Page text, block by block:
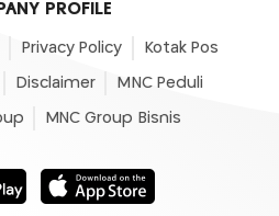
PROFILE
Privacy Policy Kotak Pos
Disclaimer MNC Peduli
MNC Group Bisnis